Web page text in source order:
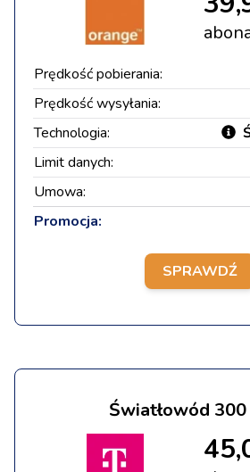
Prędkość pobierania:
Prędkość wysyłania:
Technologia:
Limit danych:
Umowa:
Promocja:
SPRAWDŹ
Światłowód